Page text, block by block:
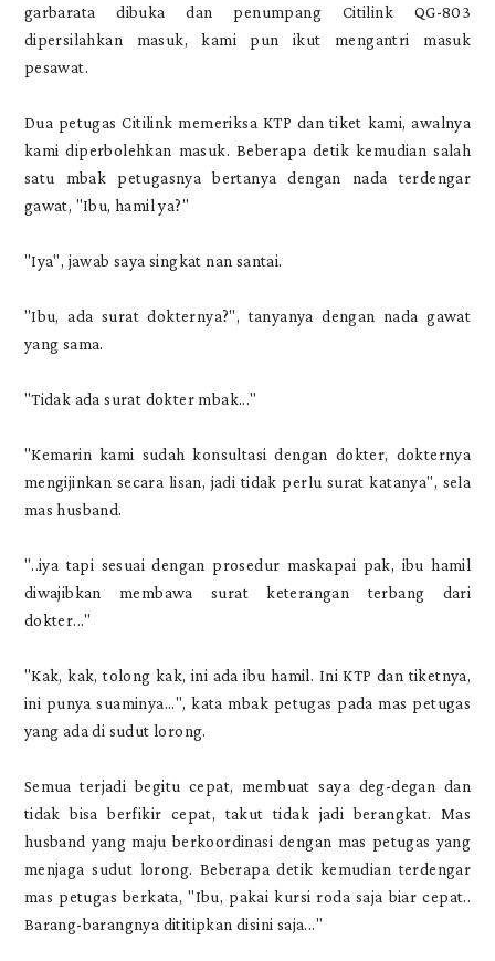
garbarata dibuka dan penumpang Citilink QG-803
dipersilahkan masuk, kami pun ikut mengantri masuk
pesawat.
Dua petugas Citilink memeriksa KTP dan tiket kami, awalnya
kami diperbolehkan masuk. Beberapa detik kemudian salah
satu mbak petugasnya bertanya dengan nada terdengar
gawat, "Ibu, hamil ya?"
"Iya", jawab saya singkat nan santai.
"Ibu, ada surat dokternya?", tanyanya dengan nada gawat
yang sama.
"Tidak ada surat dokter mbak..."
"Kemarin kami sudah konsultasi dengan dokter, dokternya
mengijinkan secara lisan, jadi tidak perlu surat katanya", sela
mas husband.
"..iya tapi sesuai dengan prosedur maskapai pak, ibu hamil
diwajibkan membawa surat keterangan terbang dari
dokter..."
"Kak, kak, tolong kak, ini ada ibu hamil. Ini KTP dan tiketnya,
ini punya suaminya...", kata mbak petugas pada mas petugas
yang ada di sudut lorong.
Semua terjadi begitu cepat, membuat saya deg-degan dan
tidak bisa berfikir cepat, takut tidak jadi berangkat. Mas
husband yang maju berkoordinasi dengan mas petugas yang
menjaga sudut lorong. Beberapa detik kemudian terdengar
mas petugas berkata, "Ibu, pakai kursi roda saja biar cepat..
Barang-barangnya dititipkan disini saja..."